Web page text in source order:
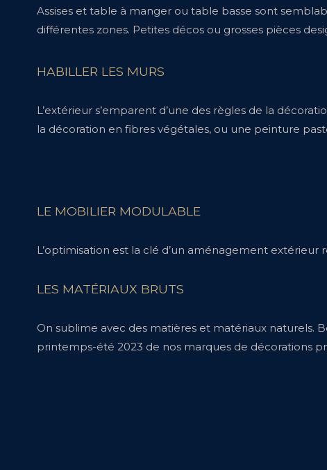
Assises et table à manger ou table basse sont
différentes zones. Petites décos ou grosses pièces
HABILLER LES MURS
L’extérieur s’emparent d’une des règles de la
la décoration en fibres végétales, ou une peinture
LE MOBILIER MODULABLE
L’optimisation est la clé d’un aménagement
LES MATÉRIAUX BRUTS
On sublime avec des matières et matériaux naturels.
printemps-été 2023 de nos marques de décorations